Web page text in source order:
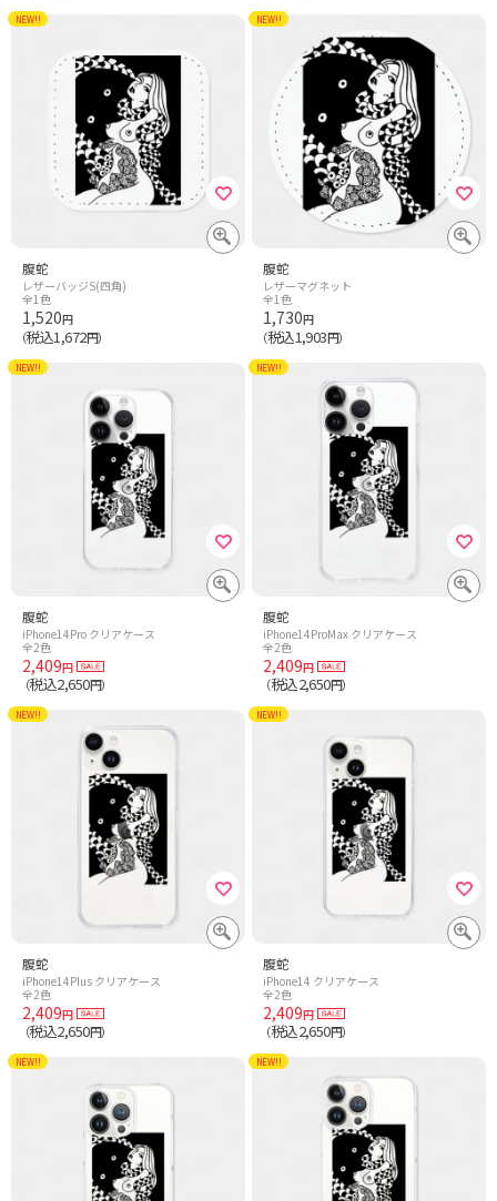
腹蛇
レザーバッジS(四角)
全1色
1,520円
（税込1,672円）
NEW!!
腹蛇
レザーマグネット
全1色
1,730円
（税込1,903円）
NEW!!
腹蛇
iPhone14Pro クリアケース
全2色
2,409円
（税込2,650円）
NEW!!
腹蛇
iPhone14ProMax クリアケース
全2色
2,409円
（税込2,650円）
NEW!!
腹蛇
iPhone14Plus クリアケース
全2色
2,409円
（税込2,650円）
NEW!!
腹蛇
iPhone14 クリアケース
全2色
2,409円
（税込2,650円）
NEW!!
NEW!! NEW!!